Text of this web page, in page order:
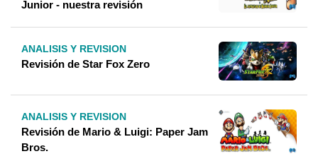
Junior - nuestra revisión
ANALISIS Y REVISION
Revisión de Star Fox Zero
ANALISIS Y REVISION
Revisión de Mario & Luigi: Paper Jam
Bros.